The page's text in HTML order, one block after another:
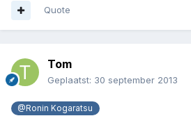
Quote
Tom
Geplaatst: 30 september 2013
@Ronin Kogaratsu